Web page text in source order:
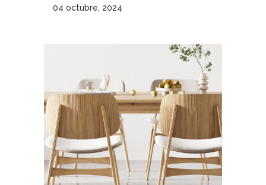
04 octubre, 2024